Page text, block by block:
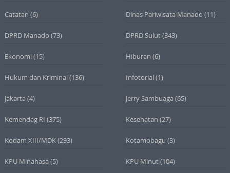
Catatan (6) Dinas Pariwisata Manado (11)
DPRD Manado (73) DPRD Sulut(343)
Ekonomi (15) Hiburan (6)
Hukum dan Kriminal (136) Infotorial (1)
Jakarta (4) Jerry Sambuaga (65)
Kemendag RI (375) Kesehatan (27)
Kodam XIII/MDK(293) Kotamobagu (3)
KPU Minahasa (5) KPU Minut(104)